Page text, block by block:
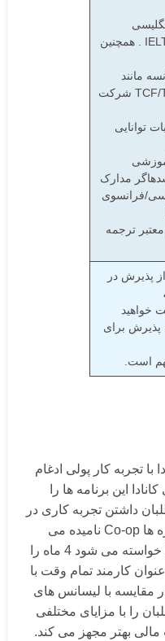
. همچنین
مانند
TCF/TEF/DELF/DALF شرکت
مدارک
فرانسوی
ترجمه
در
برای
است.
تجربه کار پولی ادغام
این برنامه ها را
داشتن تجربه کاری در
طول دوره اجباری است و این دوره ها Co-op نامیده می
شود. معمولاً از دانشجویان Co-op خواسته می شود 4 ماه را
کارمند تمام وقت با
با لیسانس های
را با مزایای مختلفی
بهتر مجهز می کند.